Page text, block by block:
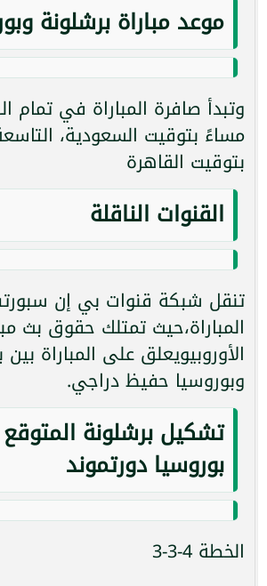
موعد مباراة برشلونة
وتبدأ صافرة المباراة في تمام
مساءً بتوقيت السعودية،
بتوقيت القاهرة
القنوات الناقلة
تنقل شبكة قنوات بي إن
المباراة،حيث تمتلك حقوق بث
الأوروبيويعلق على المباراة
وبوروسيا حفيظ دراجي.
تشكيل برشلونة المتوقع
بوروسيا دورتموند
الخطة 4-3-3